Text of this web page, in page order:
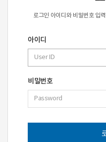
로그인 아이디와 비밀번호 입
아이디
비밀번호